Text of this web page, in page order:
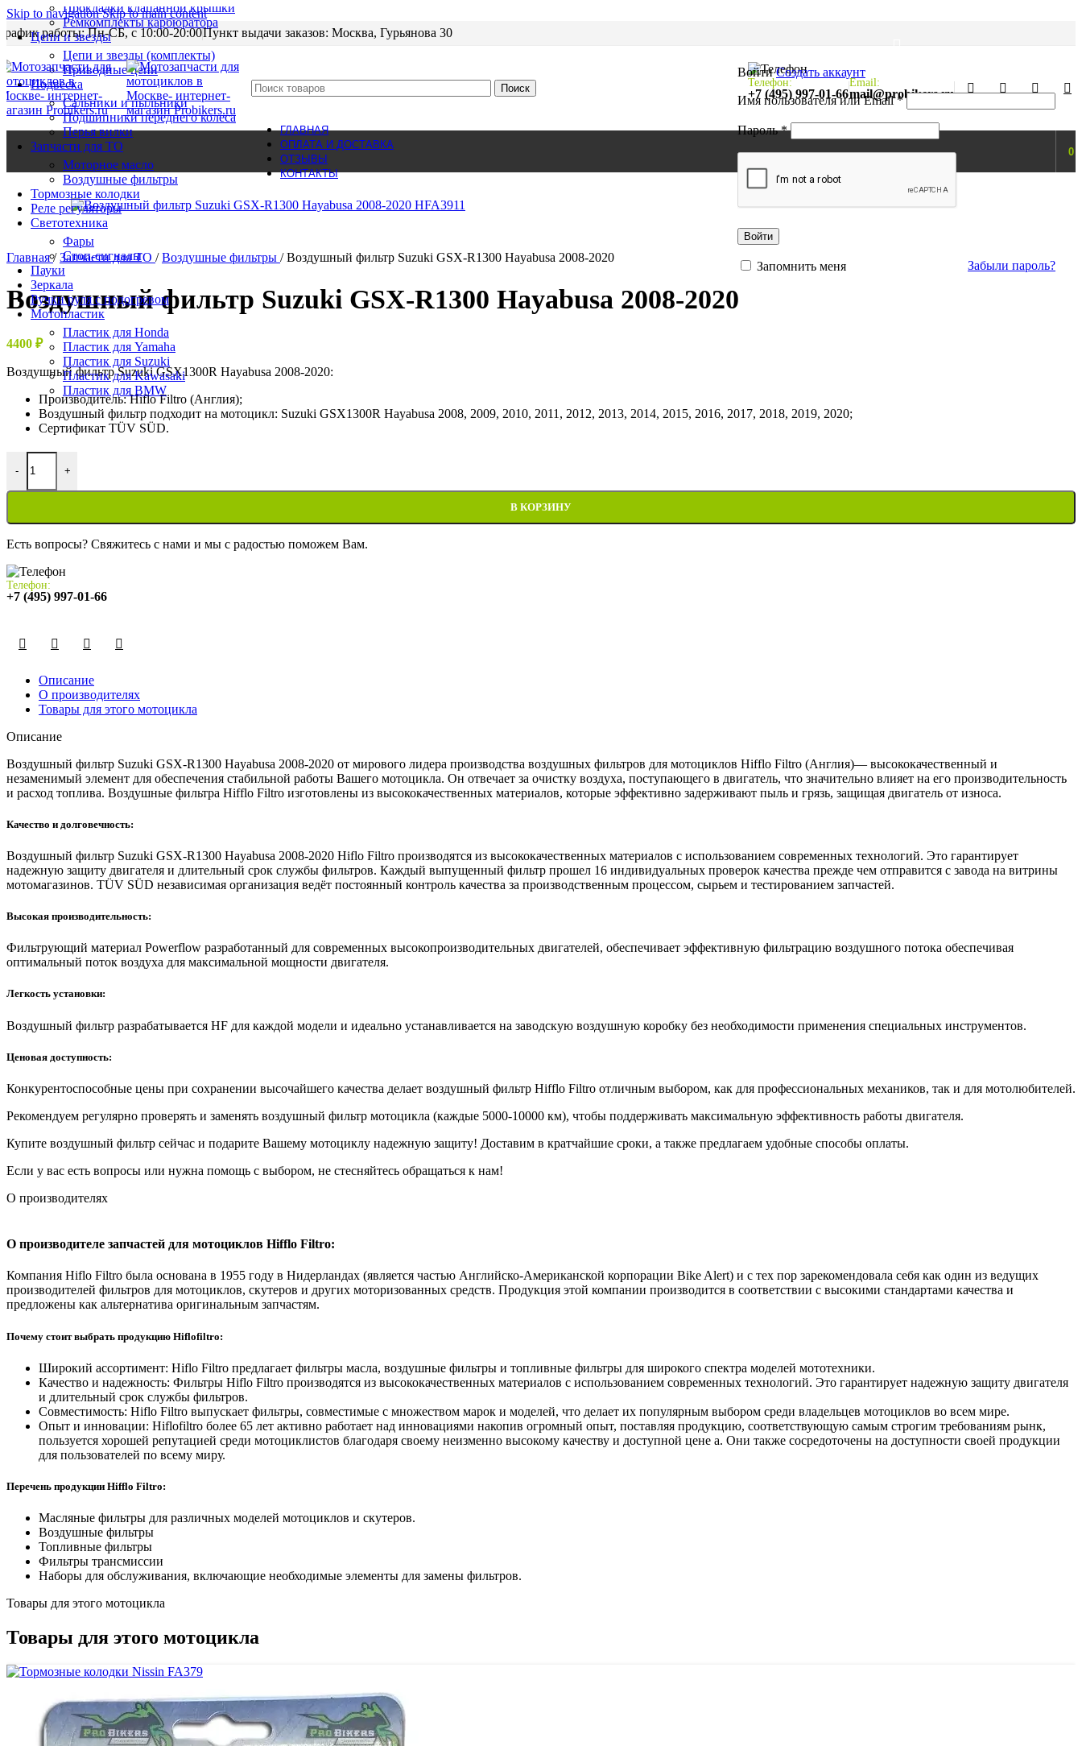
Skip to navigationSkip to main content
работы: Пн-CБ, с 10:00-20:00Пункт выдачи заказов: Москва, Гурьянова 30
Поиск Телефон:
+7 (495) 997-01-66
Email:
mail@probikers.ru
Прокладки клапанной крышки
Ремкомплекты карбюратора
Цепи и звезды
Цепи и звезды (комплекты)
Приводные цепи
Подвеска
Сальники и пыльники
Подшипники переднего колеса
Перья вилки
Запчасти для ТО
Моторное масло
Воздушные фильтры
Тормозные колодки
Реле регуляторы
Cветотехника
Фары
Стоп-сигналы
Пауки
Зеркала
Ручки руля с подогревом
Мотопластик
Пластик для Honda
Пластик для Yamaha
Пластик для Suzuki
Пластик для Kawasaki
Пластик для BMW
ГЛАВНАЯ
ОПЛАТА И ДОСТАВКА
ОТЗЫВЫ
КОНТАКТЫ
ВойтиСоздать аккаунт
Имя пользователя или Email*Обязательно
Пароль*Обязательно
Войти
Забыли пароль?
Запомнить меня
0
Главная/ Запчасти для ТО / Воздушные фильтры / Воздушный фильтр Suzuki GSX-R1300 Hayabusa 2008-2020
Воздушный фильтр Suzuki GSX-R1300 Hayabusa 2008-2020
4400 ₽
Воздушный фильтр Suzuki GSX1300R Hayabusa 2008-2020:
Производитель: Hiflo Filtro (Англия);
Воздушный фильтр подходит на мотоцикл: Suzuki GSX1300R Hayabusa 2008, 2009, 2010, 2011, 2012, 2013, 2014, 2015, 2016, 2017, 2018, 2019, 2020;
Сертификат TÜV SÜD.
-
Количество товара Воздушный фильтр Suzuki GSX-R1300 Hayabusa 2008-2020
+
В КОРЗИНУ
Есть вопросы? Свяжитесь с нами и мы с радостью поможем Вам.
Телефон:
+7 (495) 997-01-66
Описание
О производителях
Товары для этого мотоцикла
Описание
Воздушный фильтр Suzuki GSX-R1300 Hayabusa 2008-2020 от мирового лидера производства воздушных фильтров для мотоциклов Hifflo Filtro (Англия)— высококачественный и
незаменимый элемент для обеспечения стабильной работы Вашего мотоцикла. Он отвечает за очистку воздуха, поступающего в двигатель, что значительно влияет на его производительность
и расход топлива. Воздушные фильтра Hifflo Filtro изготовлены из высококачественных материалов, которые эффективно задерживают пыль и грязь, защищая двигатель от износа.
Качество и долговечность:
Воздушный фильтр Suzuki GSX-R1300 Hayabusa 2008-2020 Hiflo Filtro производятся из высококачественных материалов с использованием современных технологий. Это гарантирует
надежную защиту двигателя и длительный срок службы фильтров. Каждый выпущенный фильтр прошел 16 индивидуальных проверок качества прежде чем отправится с завода на витрины
мотомагазинов. TÜV SÜD независимая организация ведёт постоянный контроль качества за производственным процессом, сырьем и тестированием запчастей.
Высокая производительность:
Фильтрующий материал Powerflow разработанный для современных высокопроизводительных двигателей, обеспечивает эффективную фильтрацию воздушного потока обеспечивая
оптимальный поток воздуха для максимальной мощности двигателя.
Легкость установки:
Воздушный фильтр разрабатывается HF для каждой модели и идеально устанавливается на заводскую воздушную коробку без необходимости применения специальных инструментов.
Ценовая доступность:
Конкурентоспособные цены при сохранении высочайшего качества делает воздушный фильтр Hifflo Filtro отличным выбором, как для профессиональных механиков, так и для мотолюбителей.
Рекомендуем регулярно проверять и заменять воздушный фильтр мотоцикла (каждые 5000-10000 км), чтобы поддерживать максимальную эффективность работы двигателя.
Купите воздушный фильтр сейчас и подарите Вашему мотоциклу надежную защиту! Доставим в кратчайшие сроки, а также предлагаем удобные способы оплаты.
Если у вас есть вопросы или нужна помощь с выбором, не стесняйтесь обращаться к нам!
О производителях
О производителе запчастей для мотоциклов Hifflo Filtro:
Компания Hiflo Filtro была основана в 1955 году в Нидерландах (является частью Английско-Американской корпорации Bike Alert) и с тех пор зарекомендовала себя как один из ведущих
производителей фильтров для мотоциклов, скутеров и других моторизованных средств. Продукция этой компании производится в соответствии с высокими стандартами качества и
предложены как альтернатива оригинальным запчастям.
Почему стоит выбрать продукцию Hiflofiltro:
Широкий ассортимент: Hiflo Filtro предлагает фильтры масла, воздушные фильтры и топливные фильтры для широкого спектра моделей мототехники.
Качество и надежность: Фильтры Hiflo Filtro производятся из высококачественных материалов с использованием современных технологий. Это гарантирует надежную защиту двигателя
и длительный срок службы фильтров.
Совместимость: Hiflo Filtro выпускает фильтры, совместимые с множеством марок и моделей, что делает их популярным выбором среди владельцев мотоциклов во всем мире.
Опыт и инновации: Hiflofiltro более 65 лет активно работает над инновациями накопив огромный опыт, поставляя продукцию, соответствующую самым строгим требованиям рынк,
пользуется хорошей репутацией среди мотоциклистов благодаря своему неизменно высокому качеству и доступной цене а. Они также сосредоточены на доступности своей продукции
для пользователей по всему миру.
Перечень продукции Hifflo Filtro:
Масляные фильтры для различных моделей мотоциклов и скутеров.
Воздушные фильтры
Топливные фильтры
Фильтры трансмиссии
Наборы для обслуживания, включающие необходимые элементы для замены фильтров.
Товары для этого мотоцикла
Товары для этого мотоцикла